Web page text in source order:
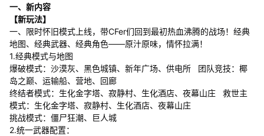
一、新内容
【新玩法】
一、限时怀旧模式上线，带CFer们回到最初热血沸腾的战场！经典
地图、经典武器、经典角色——原汁原味，情怀拉满！
1.经典模式与地图
爆破模式：沙漠灰、黑色城镇、新年广场、供电所 团队竞技：椰
岛之巅、运输船、营地、回廊
终结者模式：生化金字塔、寂静村、生化酒店、夜幕山庄 救世主
模式：生化金字塔、寂静村、生化酒店、夜幕山庄
挑战模式：僵尸狂潮、巨人城
2.统一武器配置：